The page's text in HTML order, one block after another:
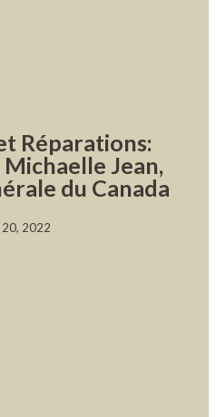
Réparations:
Jean,
du Canada
20, 2022